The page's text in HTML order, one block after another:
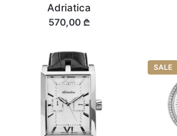
Adriatica
570,00 ₾
SALE